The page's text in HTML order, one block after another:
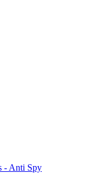
- Anti Spy